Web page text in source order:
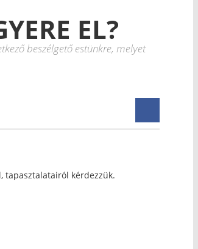
EL?
beszélgető estünkre, melyet
tapasztalatairól kérdezzük.